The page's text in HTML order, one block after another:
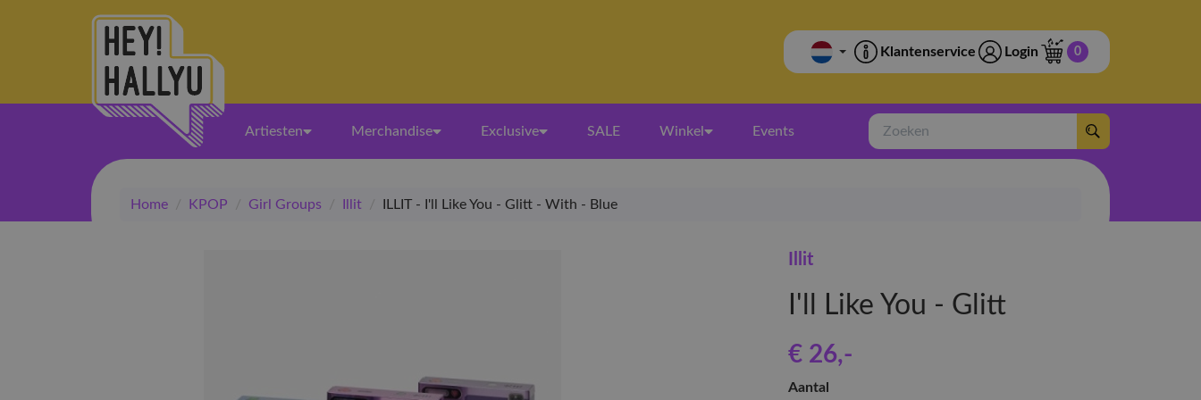
Klantenservice Login 0
Artiesten Merchandise Exclusive SALE Winkel Events
Zoeken
Home / KPOP / Girl Groups / Illit / ILLIT - I'll Like You - Glitt - With - Blue
Illit
I'll Like You - Glitt
€ 26,-
Aantal